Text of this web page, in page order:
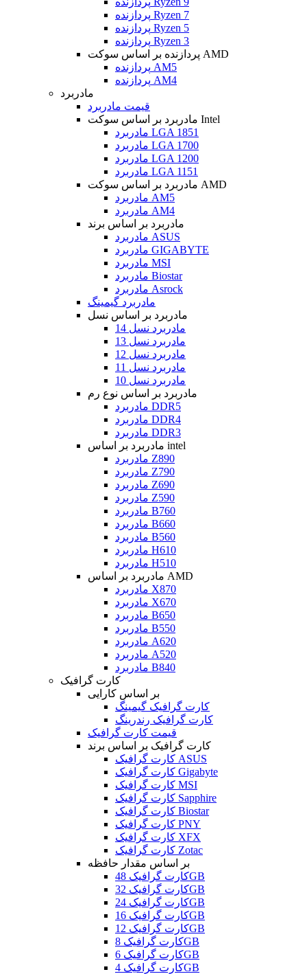
پردازنده Ryzen 7
پردازنده Ryzen 5
پردازنده Ryzen 3
پردازنده بر اساس سوکت AMD
پردازنده AM5
پردازنده AM4
مادربرد
قیمت مادربرد
مادربرد بر اساس سوکت Intel
مادربرد LGA 1851
مادربرد LGA 1700
مادربرد LGA 1200
مادربرد LGA 1151
مادربرد بر اساس سوکت AMD
مادربرد AM5
مادربرد AM4
مادربرد بر اساس برند
مادربرد ASUS
مادربرد GIGABYTE
مادربرد MSI
مادربرد Biostar
مادربرد Asrock
مادربرد گیمینگ
مادربرد بر اساس نسل
مادربرد نسل 14
مادربرد نسل 13
مادربرد نسل 12
مادربرد نسل 11
مادربرد نسل 10
مادربرد بر اساس نوع رم
مادربرد DDR5
مادربرد DDR4
مادربرد DDR3
مادربرد بر اساس intel
مادربرد Z890
مادربرد Z790
مادربرد Z690
مادربرد Z590
مادربرد B760
مادربرد B660
مادربرد B560
مادربرد H610
مادربرد H510
مادربرد بر اساس AMD
مادربرد X870
مادربرد X670
مادربرد B650
مادربرد B550
مادربرد A620
مادربرد A520
مادربرد B840
کارت گرافیک
بر اساس کارایی
کارت گرافیک گیمینگ
کارت گرافیک رندرینگ
قیمت کارت گرافیک
کارت گرافیک بر اساس برند
کارت گرافیک ASUS
کارت گرافیک Gigabyte
کارت گرافیک MSI
کارت گرافیک Sapphire
کارت گرافیک Biostar
کارت گرافیک PNY
کارت گرافیک XFX
کارت گرافیک Zotac
بر اساس مقدار حافظه
کارت گرافیک 48GB
کارت گرافیک 32GB
کارت گرافیک 24GB
کارت گرافیک 16GB
کارت گرافیک 12GB
کارت گرافیک 8GB
کارت گرافیک 6GB
کارت گرافیک 4GB